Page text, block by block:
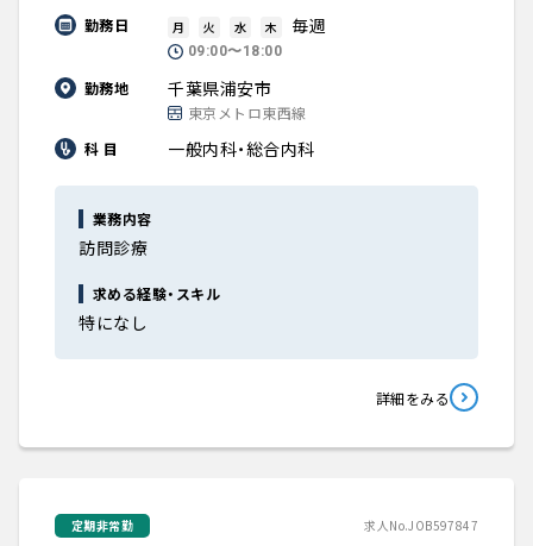
勤務日 月 火 水 木 毎週
09:00〜18:00
勤務地 千葉県浦安市
東京メトロ東西線
科 目
一般内科・総合内科
業務内容
訪問診療
求める経験・スキル
特になし
詳細をみる
定期非常勤 求人No.JOB597847